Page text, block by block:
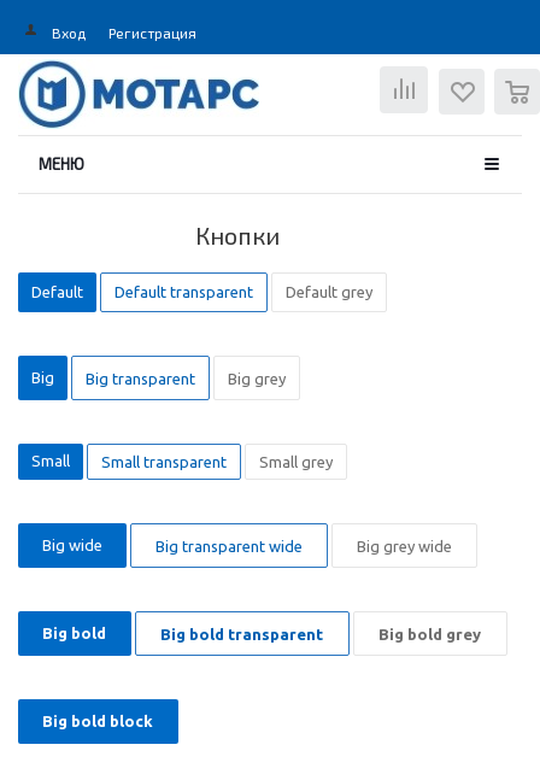
Вход Регистрация
МЕНЮ
Кнопки
Default Default transparent Default grey
Big Big transparent Big grey
Small Small transparent Small grey
Big wide Big transparent wide Big grey wide
Big bold Big bold transparent Big bold grey
Big bold block